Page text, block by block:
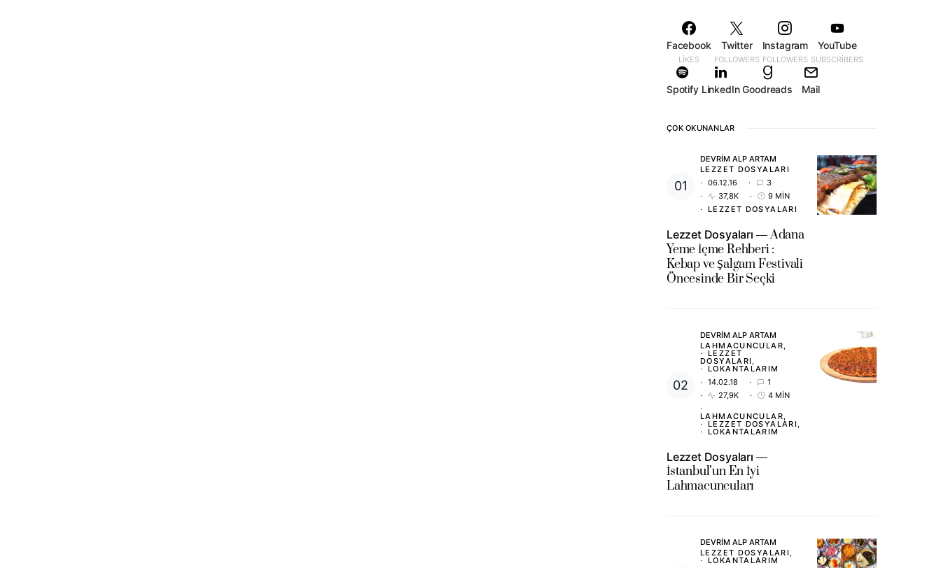
Facebook
LIKES
Twitter
FOLLOWERS
Instagram
FOLLOWERS
YouTube
SUBSCRIBERS
Spotify LinkedIn Goodreads Mail
ÇOK OKUNANLAR
DEVRIM ALP ARTAM
LEZZET DOSYALARI
06.12.16
3
37,8K
9 MIN
LEZZET DOSYALARI
Lezzet Dosyaları
Adana
Yeme İçme Rehberi :
Kebap ve Şalgam Festivali
Öncesinde Bir Seçki
DEVRIM ALP ARTAM
LAHMACUNCULAR
LEZZET
DOSYALARI
LOKANTALARIM
14.02.18
1
27,9K
4 MIN
LAHMACUNCULAR
LEZZET DOSYALARI
LOKANTALARIM
Lezzet Dosyaları
İstanbul’un En İyi
Lahmacuncuları
DEVRIM ALP ARTAM
LEZZET DOSYALARI
LOKANTALARIM